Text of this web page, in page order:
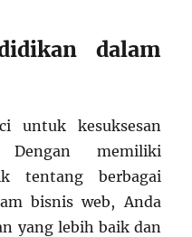
dalam
untuk kesuksesan
memiliki
tentang berbagai
bisnis web, Anda
yang lebih baik dan